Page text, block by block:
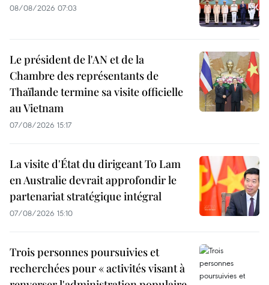
08/08/2026 07:03
Le président de l'AN et de la
Chambre des représentants de
Thaïlande termine sa visite officielle
au Vietnam
07/08/2026 15:17
La visite d'État du dirigeant To Lam
en Australie devrait approfondir le
partenariat stratégique intégral
07/08/2026 15:10
Trois personnes poursuivies et
recherchées pour « activités visant à